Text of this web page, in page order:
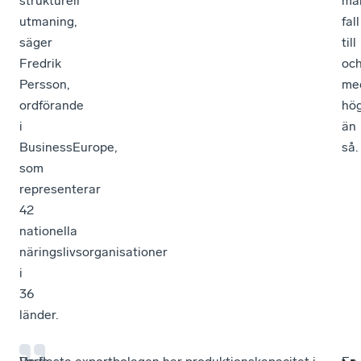
utmaning,
säger
Fredrik
Persson,
ordförande
i
BusinessEurope,
som
representerar
42
nationella
näringslivsorganisationer
i
36
länder.
fall
till
än
så.